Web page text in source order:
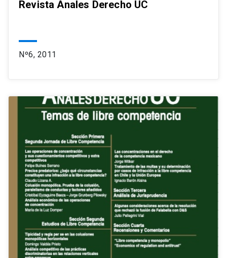
Revista Anales Derecho UC
Nº6, 2011